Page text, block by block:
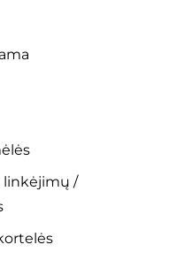
linkėjimų /